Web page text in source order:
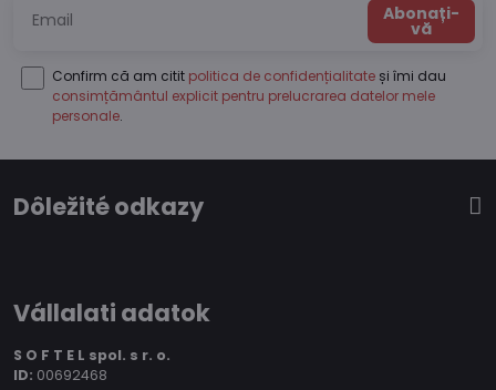
Abonați-
vă
Confirm că am citit politica de confidențialitate și îmi dau
consimțământul explicit pentru prelucrarea datelor mele
personale.
Dôležité odkazy
Vállalati adatok
S O F T E L spol. s r. o.
ID: 00692468